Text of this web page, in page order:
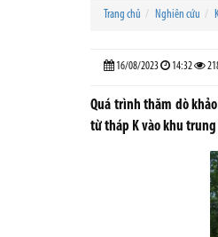
Trang chủ Nghiên cứu
16/08/2023 14:32
Quá trình thăm dò
từ tháp K vào khu